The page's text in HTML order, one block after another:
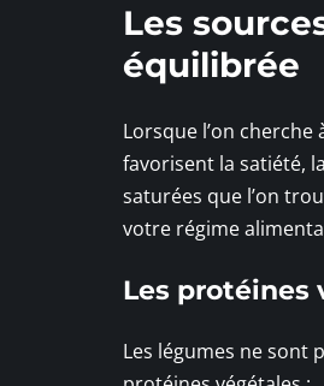
Les
équilibrée
Lorsque l’on
favorisent la satiété,
saturées que l’on
votre régime
Les protéines
Les légumes ne sont